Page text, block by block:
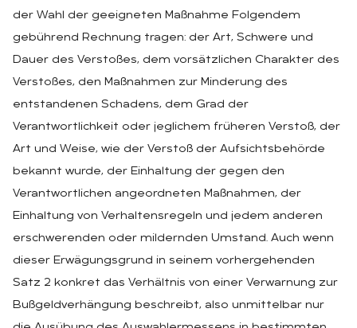
der Wahl der geeigneten Maßnahme Folgendem
gebührend Rechnung tragen: der Art, Schwere und
Dauer des Verstoßes, dem vorsätzlichen Charakter des
Verstoßes, den Maßnahmen zur Minderung des
entstandenen Schadens, dem Grad der
Verantwortlichkeit oder jeglichem früheren Verstoß, der
Art und Weise, wie der Verstoß der Aufsichtsbehörde
bekannt wurde, der Einhaltung der gegen den
Verantwortlichen angeordneten Maßnahmen, der
Einhaltung von Verhaltensregeln und jedem anderen
erschwerenden oder mildernden Umstand. Auch wenn
dieser Erwägungsgrund in seinem vorhergehenden
Satz 2 konkret das Verhältnis von einer Verwarnung zur
Bußgeldverhängung beschreibt, also unmittelbar nur